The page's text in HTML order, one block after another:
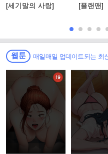
[세기말의 사랑] [플랜맨]
웹툰 매일매일 업데이트되는 최